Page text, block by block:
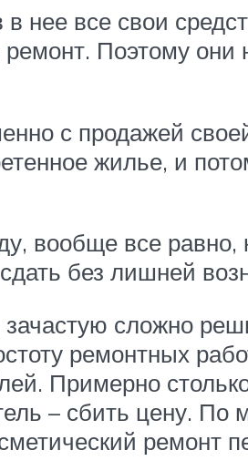
нее все свои
Поэтому они
с продажей
жилье, и
вообще все равно,
без лишней
сложно
ремонтных
Примерно
– сбить цену.
ремонт